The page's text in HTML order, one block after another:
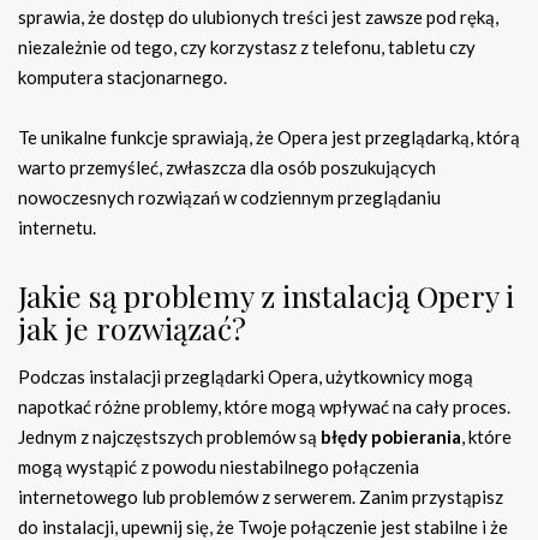
sprawia, że dostęp do ulubionych treści jest zawsze pod ręką,
niezależnie od tego, czy korzystasz z telefonu, tabletu czy
komputera stacjonarnego.
Te unikalne funkcje sprawiają, że Opera jest przeglądarką, którą
warto przemyśleć, zwłaszcza dla osób poszukujących
nowoczesnych rozwiązań w codziennym przeglądaniu
internetu.
Jakie są problemy z instalacją Opery i
jak je rozwiązać?
Podczas instalacji przeglądarki Opera, użytkownicy mogą
napotkać różne problemy, które mogą wpływać na cały proces.
Jednym z najczęstszych problemów są błędy pobierania, które
mogą wystąpić z powodu niestabilnego połączenia
internetowego lub problemów z serwerem. Zanim przystąpisz
do instalacji, upewnij się, że Twoje połączenie jest stabilne i że